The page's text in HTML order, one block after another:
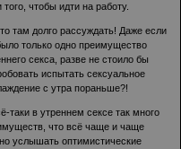
того, чтобы идти на работу.
там долго рассуждать! Даже если
только одно преимущество
секса, разве не стоило бы
испытать сексуальное
с утра пораньше?!
таки в утреннем сексе так много
что всё чаще и чаще
услышать оптимистические